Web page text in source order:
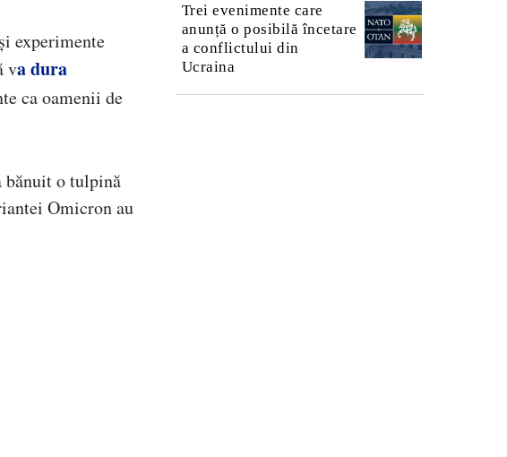
experimente
va dura
ca oamenii de
bănuit o tulpină
Omicron au
Trei evenimente care
anunță o posibilă încetare
a conflictului din
Ucraina